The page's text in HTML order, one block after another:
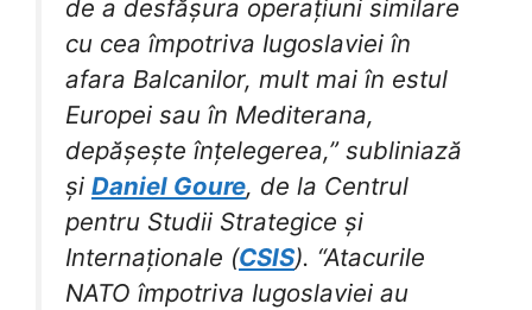
de a desfășura operațiuni similare
cu cea împotriva Iugoslaviei în
afara Balcanilor, mult mai în estul
Europei sau în Mediterana,
depășește înțelegerea,” subliniază
și Daniel Goure, de la Centrul
pentru Studii Strategice și
Internaționale (CSIS). “Atacurile
NATO împotriva Iugoslaviei au